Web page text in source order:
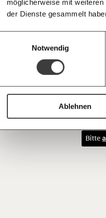
möglicherweise mit
der Dienste gesammelt
Notwendig
Ablehnen
Deine Spende absetzen:Fragen und
und
auch
Und
sein.
Bitte